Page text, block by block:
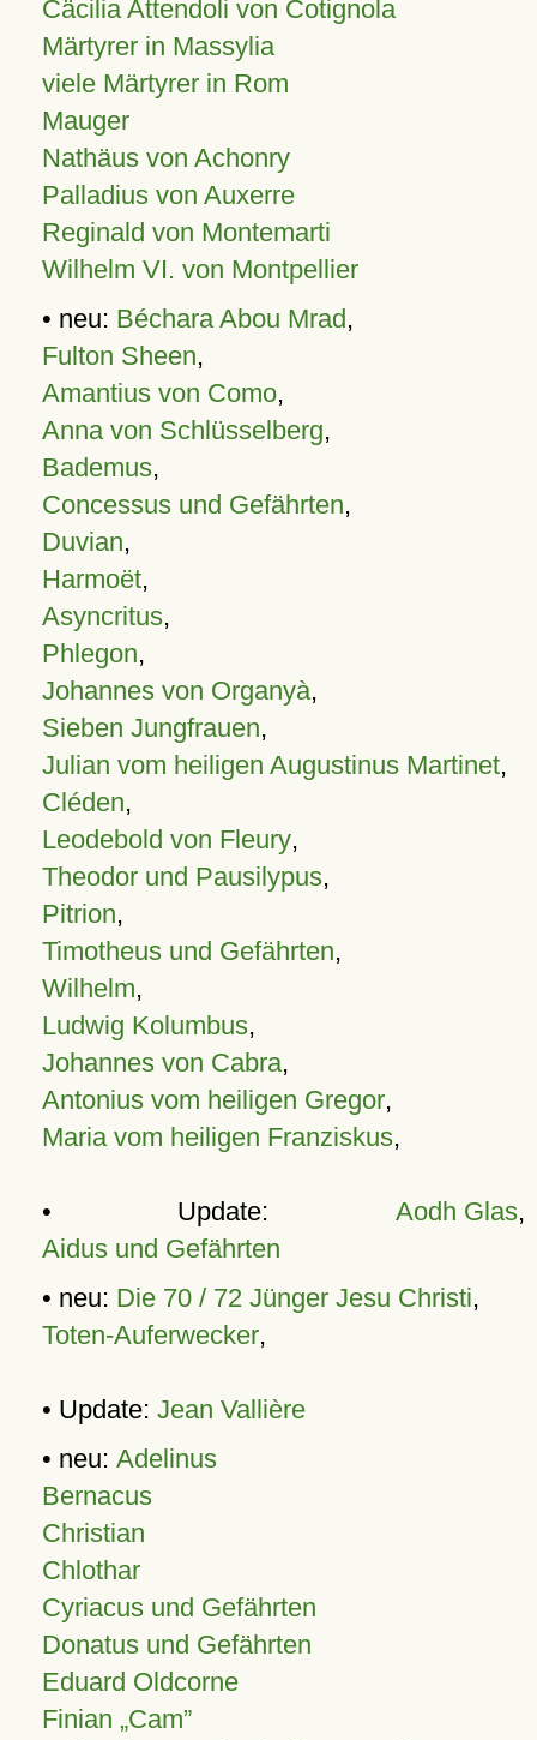
Cäcilia Attendoli von Cotignola
Märtyrer in Massylia
viele Märtyrer in Rom
Mauger
Nathäus von Achonry
Palladius von Auxerre
Reginald von Montemarti
Wilhelm VI. von Montpellier
• neu: Béchara Abou Mrad,
Fulton Sheen,
Amantius von Como,
Anna von Schlüsselberg,
Bademus,
Concessus und Gefährten,
Duvian,
Harmoët,
Asyncritus,
Phlegon,
Johannes von Organyà,
Sieben Jungfrauen,
Julian vom heiligen Augustinus Martinet,
Cléden,
Leodebold von Fleury,
Theodor und Pausilypus,
Pitrion,
Timotheus und Gefährten,
Wilhelm,
Ludwig Kolumbus,
Johannes von Cabra,
Antonius vom heiligen Gregor,
Maria vom heiligen Franziskus,
• Update: Aodh Glas,
Aidus und Gefährten
• neu: Die 70 / 72 Jünger Jesu Christi,
Toten-Auferwecker,
• Update: Jean Vallière
• neu: Adelinus
Bernacus
Christian
Chlothar
Cyriacus und Gefährten
Donatus und Gefährten
Eduard Oldcorne
Finian Cam